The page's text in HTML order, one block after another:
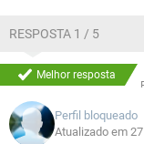
RESPOSTA 1 / 5
Melhor resposta
Perfil bloqueado
Atualizado em